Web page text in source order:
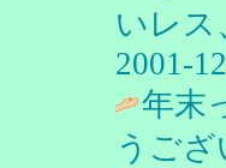
いレ
2001-
年末
うご